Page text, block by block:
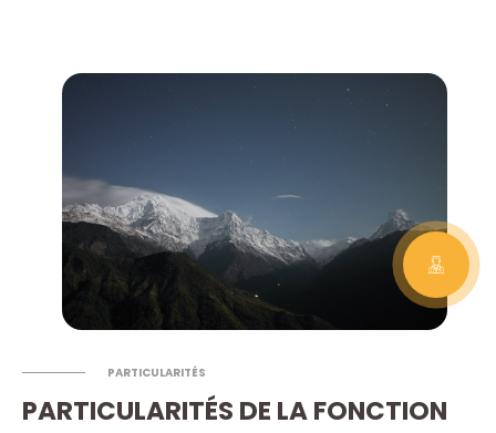
PARTICULARITÉS
PARTICULARITÉS DE LA FONCTION